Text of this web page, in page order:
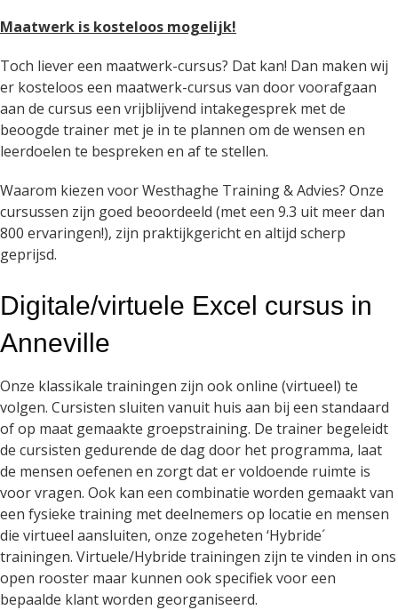
Maatwerk is kosteloos mogelijk!
Toch liever een maatwerk-cursus? Dat kan! Dan maken wij
er kosteloos een maatwerk-cursus van door voorafgaan
aan de cursus een vrijblijvend intakegesprek met de
beoogde trainer met je in te plannen om de wensen en
leerdoelen te bespreken en af te stellen.
Waarom kiezen voor Westhaghe Training & Advies? Onze
cursussen zijn goed beoordeeld (met een 9.3 uit meer dan
800 ervaringen!), zijn praktijkgericht en altijd scherp
geprijsd.
Digitale/virtuele Excel cursus in
Anneville
Onze klassikale trainingen zijn ook online (virtueel) te
volgen. Cursisten sluiten vanuit huis aan bij een standaard
of op maat gemaakte groepstraining. De trainer begeleidt
de cursisten gedurende de dag door het programma, laat
de mensen oefenen en zorgt dat er voldoende ruimte is
voor vragen. Ook kan een combinatie worden gemaakt van
een fysieke training met deelnemers op locatie en mensen
die virtueel aansluiten, onze zogeheten ‘Hybride´
trainingen. Virtuele/Hybride trainingen zijn te vinden in ons
open rooster maar kunnen ook specifiek voor een
bepaalde klant worden georganiseerd.